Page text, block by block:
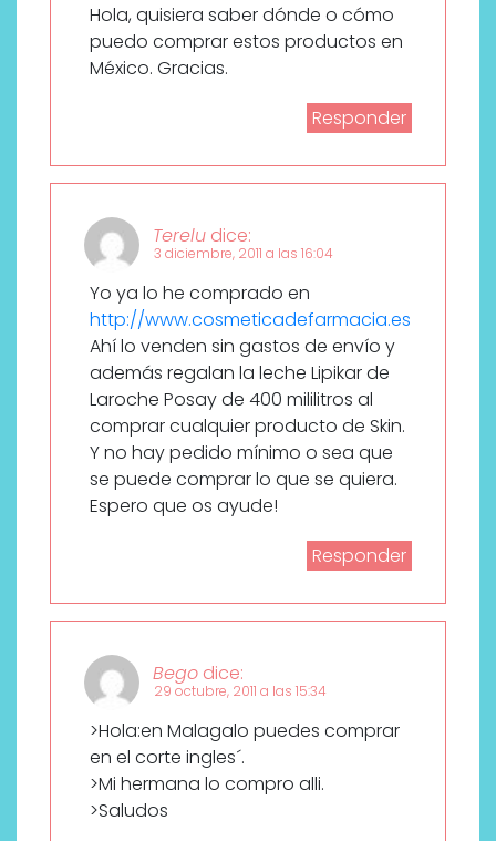
Hola, quisiera saber dónde o cómo
puedo comprar estos productos en
México. Gracias.
Responder
Terelu dice:
3 diciembre, 2011 a las 16:04
Yo ya lo he comprado en
http://www.cosmeticadefarmacia.es
Ahí lo venden sin gastos de envío y
además regalan la leche Lipikar de
Laroche Posay de 400 mililitros al
comprar cualquier producto de Skin.
Y no hay pedido mínimo o sea que
se puede comprar lo que se quiera.
Espero que os ayude!
Responder
Bego dice:
29 octubre, 2011 a las 15:34
>Hola:en Malagalo puedes comprar
en el corte ingles´.
>Mi hermana lo compro alli.
>Saludos